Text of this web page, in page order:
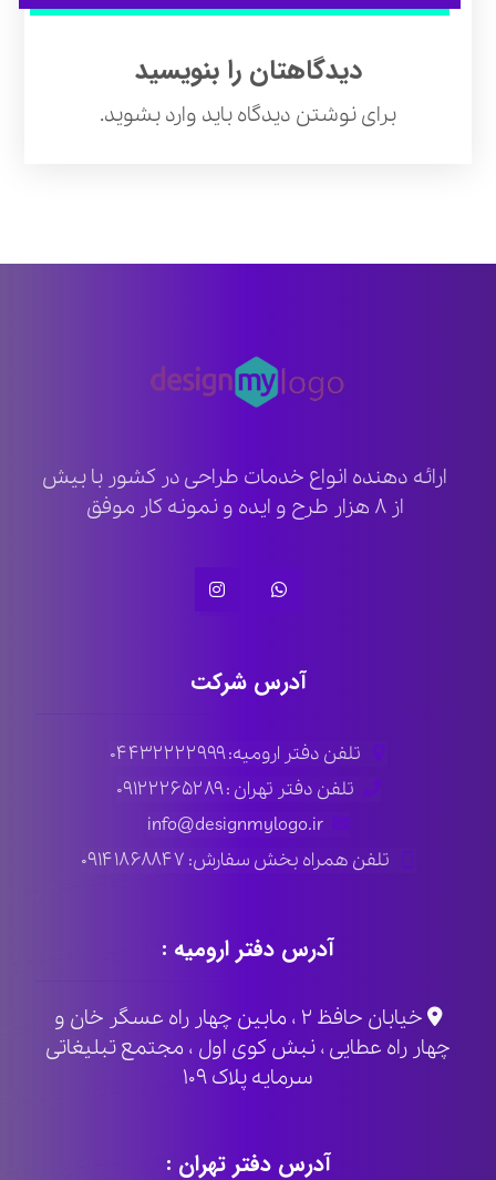
دیدگاهتان را بنویسید
برای نوشتن دیدگاه باید وارد بشوید.
ارائه دهنده انواع خدمات طراحی در کشور با بیش
از ۸ هزار طرح و ایده و نمونه کار موفق
آدرس شرکت
تلفن دفتر ارومیه: ۰۴۴۳۲۲۲۲۹۹۹
تلفن دفتر تهران : ۰۹۱۲۲۲۶۵۲۸۹
info@designmylogo.ir
تلفن همراه بخش سفارش: ۰۹۱۴۱۸۶۸۸۴۷
آدرس دفتر ارومیه :
خیابان حافظ ۲ ، مابین چهار راه عسگر خان و
چهار راه عطایی ، نبش کوی اول ، مجتمع تبلیغاتی
سرمایه پلاک ۱۰۹
آدرس دفتر تهران :